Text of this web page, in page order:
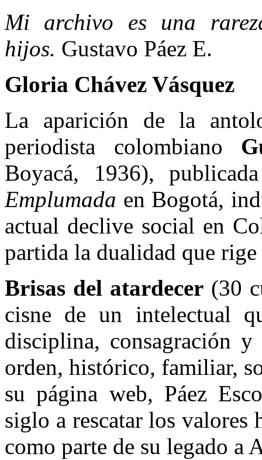
Mi archivo es una
hijos. Gustavo Páez E.
Gloria Chávez Vásquez
La aparición de la
periodista colombiano
Boyacá, 1936),
Emplumada en Bogotá,
actual declive social en
partida la dualidad que
Brisas del atardecer (30
cisne de un intelectual
disciplina, consagración y
orden, histórico, familiar,
su página web, Páez
siglo a rescatar los
como parte de su legado a